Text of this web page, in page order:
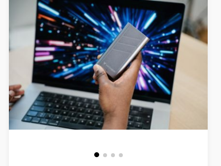
CHLAZENÍ
ŽÁROVKY
PŘÍSTUPOVÝ SYSTÉM
INDUKCE - VAŘIČE